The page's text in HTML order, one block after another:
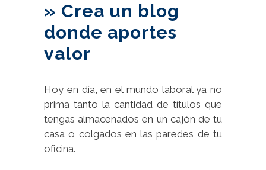
» Crea un blog
donde aportes
valor
Hoy en día, en el mundo laboral ya no
prima tanto la cantidad de títulos que
tengas almacenados en un cajón de tu
casa o colgados en las paredes de tu
oficina.